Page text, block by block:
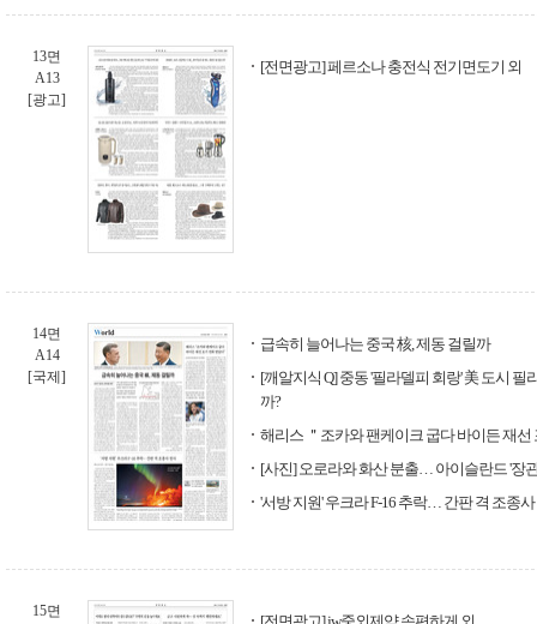
13면
A13
[광고]
[전면광고] 페르소나 충전식 전기면도기 외
14면
A14
[국제]
급속히 늘어나는 중국 核, 제동 걸릴까
[깨알지식 Q] 중동 '필라델피 회랑' 美 도시 필
까?
해리스 ＂조카와 팬케이크 굽다 바이든 재선
[사진] 오로라와 화산 분출… 아이슬란드 '장
'서방 지원' 우크라 F-16 추락… 간판 격 조종
15면